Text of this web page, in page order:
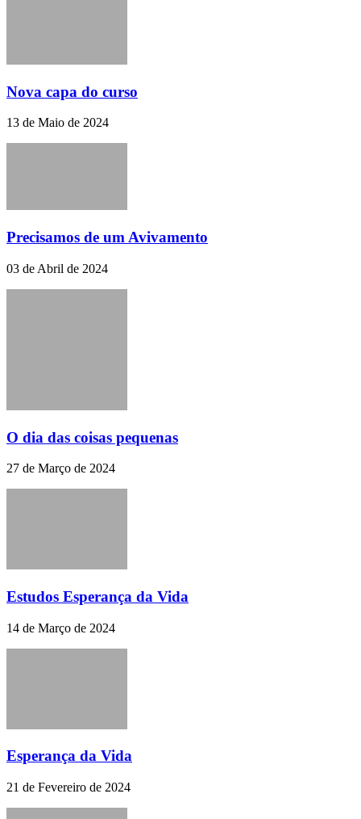
Nova capa do curso
13 de Maio de 2024
Precisamos de um Avivamento
03 de Abril de 2024
O dia das coisas pequenas
27 de Março de 2024
Estudos Esperança da Vida
14 de Março de 2024
Esperança da Vida
21 de Fevereiro de 2024